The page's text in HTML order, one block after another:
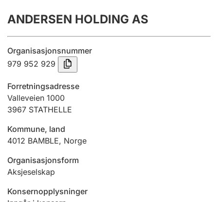
Årsregnskap
Innsending og forsinkelsesgebyr
Jeger
Ektepaktveileder
Offentlig sektor
ANDERSEN HOLDING AS
Organisasjonsnummer
979 952 929
Forretningsadresse
Valleveien 1000
3967 STATHELLE
Kommune, land
4012 BAMBLE, Norge
Organisasjonsform
Aksjeselskap
Konsernopplysninger